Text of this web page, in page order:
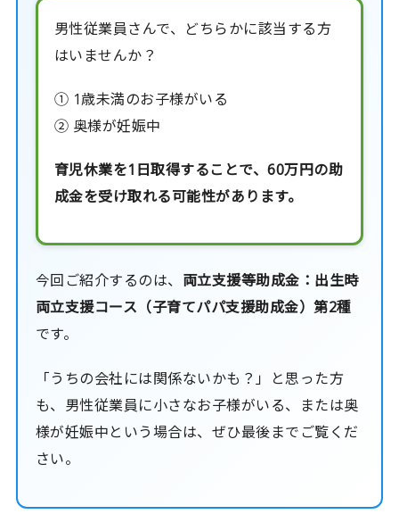
男性従業員さんで、どちらかに該当する方
はいませんか？
① 1歳未満のお子様がいる
② 奥様が妊娠中
育児休業を1日取得することで、60万円の助
成金を受け取れる可能性があります。
今回ご紹介するのは、 両立支援等助成金：出生時
両立支援コース（子育てパパ支援助成金）第2種
です。
「うちの会社には関係ないかも？」と思った方
も、男性従業員に小さなお子様がいる、または奥
様が妊娠中という場合は、ぜひ最後までご覧くだ
さい。